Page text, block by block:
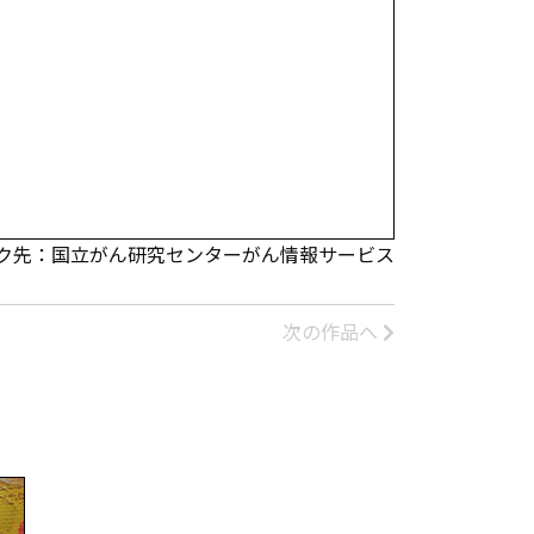
先：国立がん研究センターがん情報サービス
次の作品へ